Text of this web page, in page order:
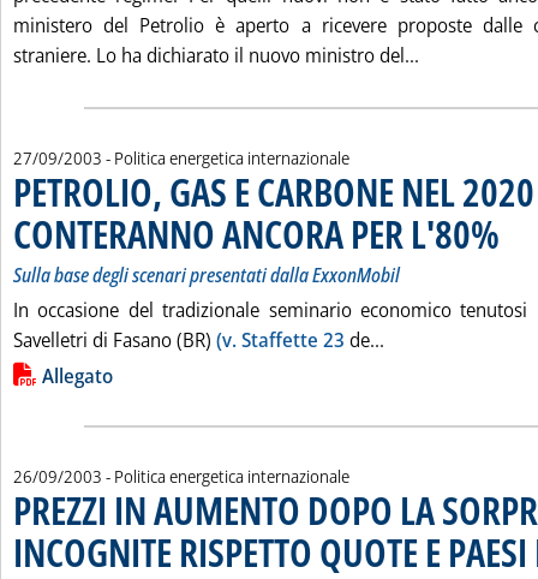
ministero del Petrolio è aperto a ricevere proposte dalle
straniere. Lo ha dichiarato il nuovo ministro del...
27/09/2003 - Politica energetica internazionale
PETROLIO, GAS E CARBONE NEL 2020
CONTERANNO ANCORA PER L'80%
Sulla base degli scenari presentati dalla ExxonMobil
In occasione del tradizionale seminario economico
Savelletri di Fasano (BR) (v. Staffette 23 de...
Lista allegati PDF alla notizia
Allegato
26/09/2003 - Politica energetica internazionale
PREZZI IN AUMENTO DOPO LA
INCOGNITE RISPETTO QUOTE E